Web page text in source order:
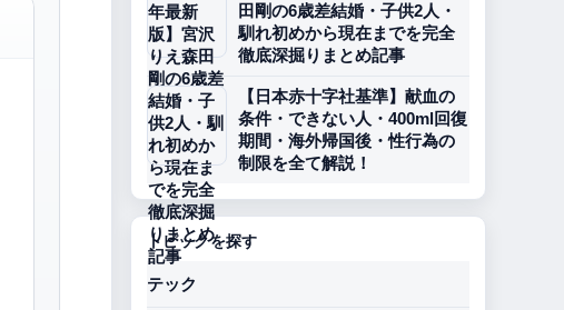
田剛の6歳差結婚・子供2人・
馴れ初めから現在までを完全
徹底深掘りまとめ記事
【日本赤十字社基準】献血の
条件・できない人・400ml回復
期間・海外帰国後・性行為の
制限を全て解説！
トピックを探す
テック